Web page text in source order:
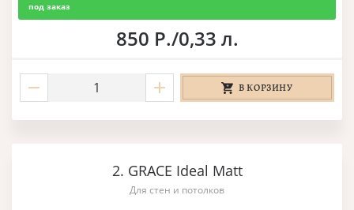
под заказ
850 Р./0,33 л.
В КОРЗИНУ
2. GRACE Ideal Matt
Для стен и потолков